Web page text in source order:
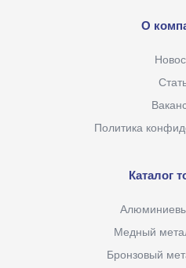
О
Политика
Каталог
Медный
Бронзовый